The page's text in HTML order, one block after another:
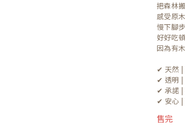
把森林
感受原
慢下腳
好好吃
因為有
✔ 天然 |
✔ 透明 |
✔ 承諾 |
✔ 安心 |
售完